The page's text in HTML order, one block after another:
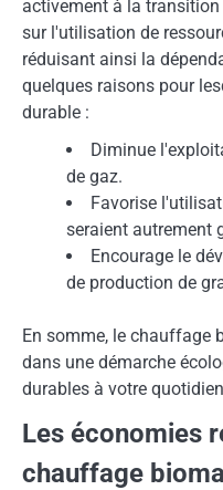
activement à la transition
sur l'utilisation de
réduisant ainsi la
quelques raisons pour
durable :
Diminue
de gaz.
Favorise
seraient autrement
Encourage le
de production de
En somme, le chauffage
dans une démarche
durables à votre
Les économies
chauffage